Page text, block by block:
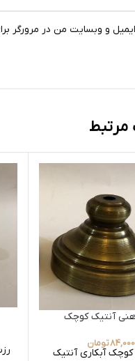
ایمیل و وبسایت من در مرورگر
آنتیک کوچک
84,000تومان
کوچک آبکاری آنتیک